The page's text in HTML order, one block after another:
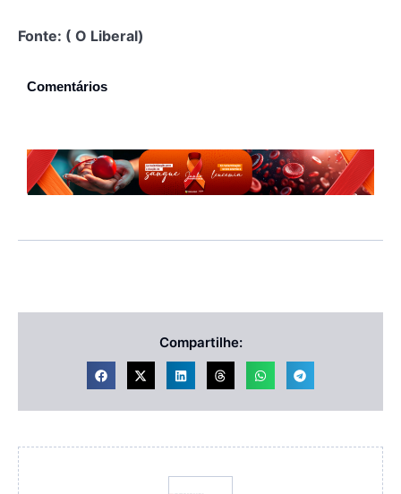
Fonte: ( O Liberal)
Comentários
Compartilhe: